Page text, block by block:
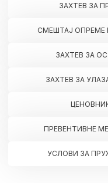
ЗАХТЕВ ЗА
СМЕШТАЈ
ЗАХТЕВ ЗА
ЗАХТЕВ ЗА
ПРЕВЕНТИВНЕ
УСЛОВИ ЗА